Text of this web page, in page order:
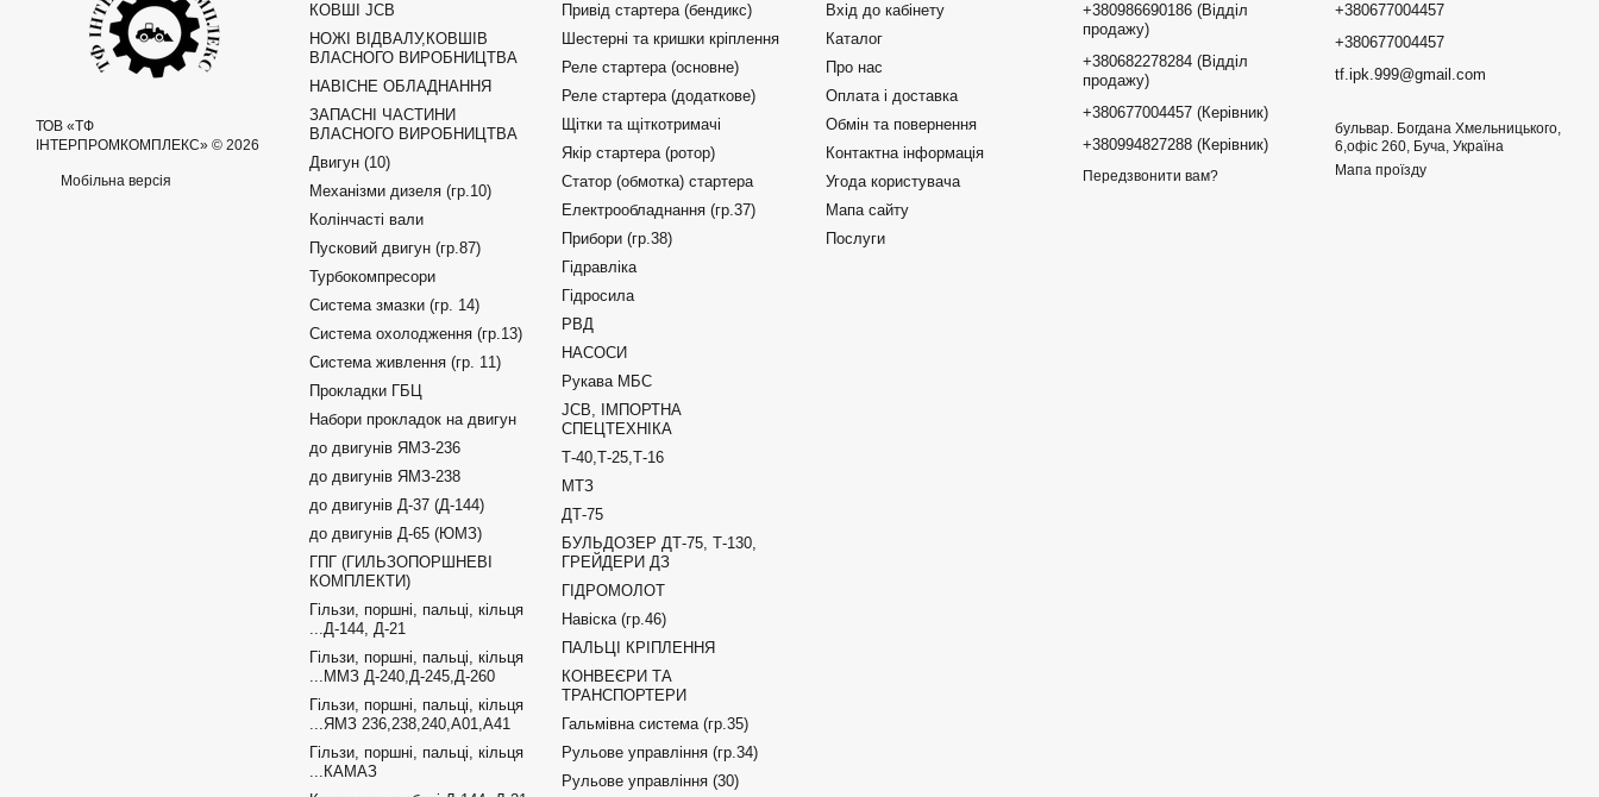
ТОВ «ТФ
ІНТЕРПРОМКОМПЛЕКС» © 2026
Мобільна версія
КОВШІ JCB
НОЖІ ВІДВАЛУ,КОВШІВ
ВЛАСНОГО ВИРОБНИЦТВА
НАВІСНЕ ОБЛАДНАННЯ
ЗАПАСНІ ЧАСТИНИ
ВЛАСНОГО ВИРОБНИЦТВА
Двигун (10)
Механізми дизеля (гр.10)
Колінчасті вали
Пусковий двигун (гр.87)
Турбокомпресори
Система змазки (гр. 14)
Система охолодження (гр.13)
Система живлення (гр. 11)
Прокладки ГБЦ
Набори прокладок на двигун
до двигунів ЯМЗ-236
до двигунів ЯМЗ-238
до двигунів Д-37 (Д-144)
до двигунів Д-65 (ЮМЗ)
ГПГ (ГИЛЬЗОПОРШНЕВІ
КОМПЛЕКТИ)
Гільзи, поршні, пальці, кільця
...Д-144, Д-21
Гільзи, поршні, пальці, кільця
...ММЗ Д-240,Д-245,Д-260
Гільзи, поршні, пальці, кільця
...ЯМЗ 236,238,240,А01,А41
Гільзи, поршні, пальці, кільця
...КАМАЗ
Привід стартера (бендикс)
Шестерні та кришки кріплення
Реле стартера (основне)
Реле стартера (додаткове)
Щітки та щіткотримачі
Якір стартера (ротор)
Статор (обмотка) стартера
Електрообладнання (гр.37)
Прибори (гр.38)
Гідравліка
Гідросила
РВД
НАСОСИ
Рукава МБС
JCB, ІМПОРТНА
СПЕЦТЕХНІКА
Т-40,Т-25,Т-16
МТЗ
ДТ-75
БУЛЬДОЗЕР ДТ-75, Т-130,
ГРЕЙДЕРИ ДЗ
ГІДРОМОЛОТ
Навіска (гр.46)
ПАЛЬЦІ КРІПЛЕННЯ
КОНВЕЄРИ ТА
ТРАНСПОРТЕРИ
Гальмівна система (гр.35)
Рульове управління (гр.34)
Рульове управління (30)
Вхід до кабінету
Каталог
Про нас
Оплата і доставка
Обмін та повернення
Контактна інформація
Угода користувача
Мапа сайту
Послуги
+380986690186 (Відділ
продажу)
+380682278284 (Відділ
продажу)
+380677004457 (Керівник)
+380994827288 (Керівник)
Передзвонити вам?
+380677004457
+380677004457
tf.ipk.999@gmail.com
бульвар. Богдана Хмельницького,
6,офіс 260, Буча, Україна
Мапа проїзду